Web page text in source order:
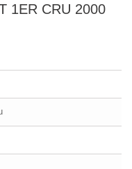
1ER CRU 2000